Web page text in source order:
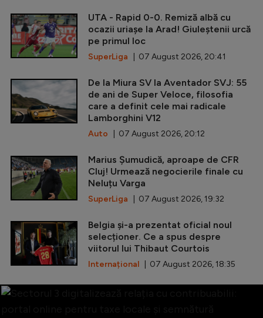
UTA - Rapid 0-0. Remiză albă cu
ocazii uriașe la Arad! Giuleștenii urcă
pe primul loc
SuperLiga | 07 August 2026, 20:41
De la Miura SV la Aventador SVJ: 55
de ani de Super Veloce, filosofia
care a definit cele mai radicale
Lamborghini V12
Auto | 07 August 2026, 20:12
Marius Șumudică, aproape de CFR
Cluj! Urmează negocierile finale cu
Neluțu Varga
SuperLiga | 07 August 2026, 19:32
Belgia și-a prezentat oficial noul
selecționer. Ce a spus despre
viitorul lui Thibaut Courtois
Internațional | 07 August 2026, 18:35